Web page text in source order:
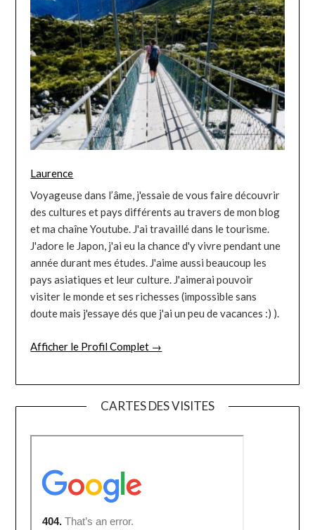
Laurence
Voyageuse dans l’âme, j'essaie de vous faire découvrir
des cultures et pays différents au travers de mon blog
et ma chaîne Youtube. J'ai travaillé dans le tourisme.
J'adore le Japon, j'ai eu la chance d'y vivre pendant une
année durant mes études. J'aime aussi beaucoup les
pays asiatiques et leur culture. J'aimerai pouvoir
visiter le monde et ses richesses (impossible sans
doute mais j'essaye dés que j'ai un peu de vacances :) ).
Afficher le Profil Complet →
CARTES DES VISITES